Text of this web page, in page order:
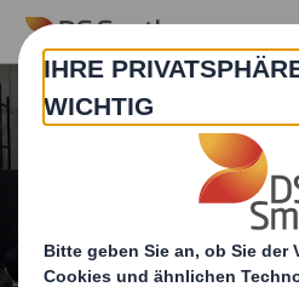
Skip to main content